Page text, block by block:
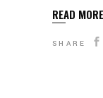
READ MORE
SHARE